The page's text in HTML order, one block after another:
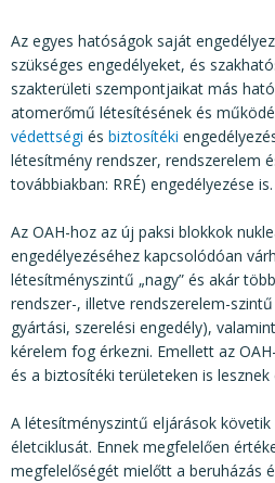
Az egyes hatóságok saját
szükséges engedélyeket, és
szakterületi szempontjaikat más
atomerőmű létesítésének és
védettségi és biztosítéki
létesítmény rendszer, rendszerelem
továbbiakban: RRÉ) engedélyezése is.
Az OAH-hoz az új paksi blokkok
engedélyezéséhez kapcsolódóan
létesítményszintű „nagy” és akár
rendszer-, illetve rendszerelem-
gyártási, szerelési engedély),
kérelem fog érkezni. Emellett az
és a biztosítéki területeken is
A létesítményszintű eljárások
életciklusát. Ennek megfelelően
megfelelőségét mielőtt a beruházás